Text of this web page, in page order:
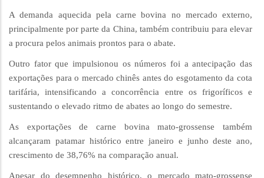
A demanda aquecida pela carne bovina no mercado externo,
principalmente por parte da China, também contribuiu para elevar
a procura pelos animais prontos para o abate.
Outro fator que impulsionou os números foi a antecipação das
exportações para o mercado chinês antes do esgotamento da cota
tarifária, intensificando a concorrência entre os frigoríficos e
sustentando o elevado ritmo de abates ao longo do semestre.
As exportações de carne bovina mato-grossense também
alcançaram patamar histórico entre janeiro e junho deste ano,
crescimento de 38,76% na comparação anual.
Apesar do desempenho histórico, o mercado mato-grossense